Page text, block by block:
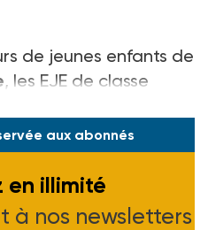
de jeunes enfants de
, les EJE de classe
aux abonnés
en illimité
à nos newsletters